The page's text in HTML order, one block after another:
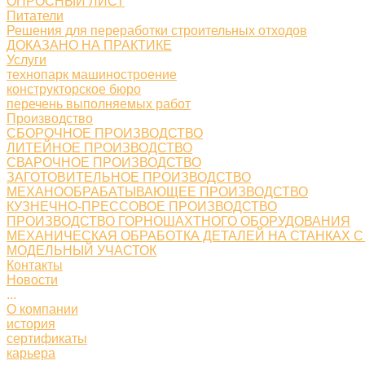
Питатели
Решения для переработки строительных отходов
ДОКАЗАНО НА ПРАКТИКЕ
Услуги
технопарк машиностроение
конструкторское бюро
перечень выполняемых работ
Производство
СБОРОЧНОЕ ПРОИЗВОДСТВО
ЛИТЕЙНОЕ ПРОИЗВОДСТВО
СВАРОЧНОЕ ПРОИЗВОДСТВО
ЗАГОТОВИТЕЛЬНОЕ ПРОИЗВОДСТВО
МЕХАНООБРАБАТЫВАЮЩЕЕ ПРОИЗВОДСТВО
КУЗНЕЧНО-ПРЕССОВОЕ ПРОИЗВОДСТВО
ПРОИЗВОДСТВО ГОРНОШАХТНОГО ОБОРУДОВАНИЯ
МЕХАНИЧЕСКАЯ ОБРАБОТКА ДЕТАЛЕЙ НА СТАНКАХ
МОДЕЛЬНЫЙ УЧАСТОК
Контакты
Новости
...
О компании
история
сертификаты
карьера